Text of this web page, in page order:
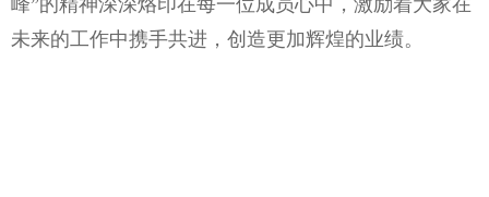
峰”的精神深深烙印在每一位成员心中，激励着大家在
未来的工作中携手共进，创造更加辉煌的业绩。